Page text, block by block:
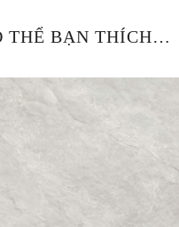
THỂ BẠN THÍCH…